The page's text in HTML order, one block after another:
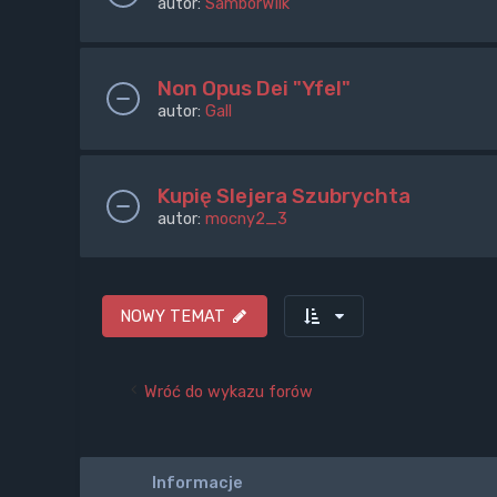
Non Opus Dei "Yfel"
autor: Gall
Kupię Slejera Szubrychta
autor: mocny2_3
NOWY TEMAT
Wróć do wykazu forów
Informacje